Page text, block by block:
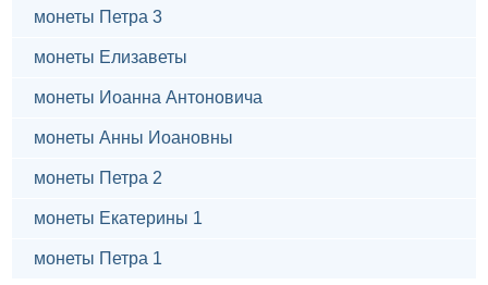
монеты Петра 3
монеты Елизаветы
монеты Иоанна Антоновича
монеты Анны Иоановны
монеты Петра 2
монеты Екатерины 1
монеты Петра 1